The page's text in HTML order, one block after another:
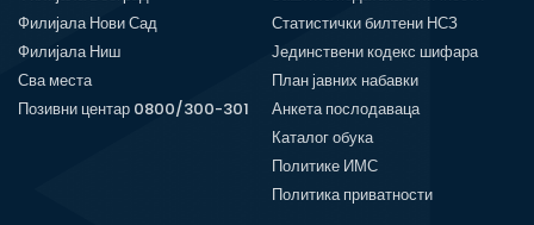
Филијала Нови Сад
Филијала Ниш
Сва места
Позивни центар 0800/300-301
Статистички билтени НСЗ
Јединствени кодекс шифара
План јавних набавки
Анкета послодаваца
Каталог обука
Политике ИМС
Политика приватности